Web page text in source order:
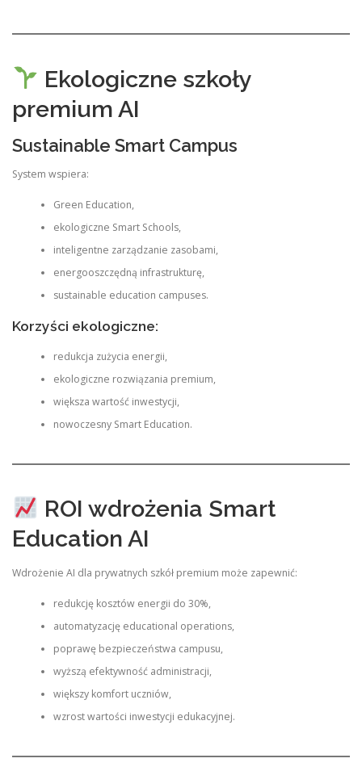
Ekologiczne szkoły
premium AI
Sustainable Smart Campus
System wspiera:
Green Education,
ekologiczne Smart Schools,
inteligentne zarządzanie zasobami,
energooszczędną infrastrukturę,
sustainable education campuses.
Korzyści ekologiczne:
redukcja zużycia energii,
ekologiczne rozwiązania premium,
większa wartość inwestycji,
nowoczesny Smart Education.
ROI wdrożenia Smart
Education AI
Wdrożenie AI dla prywatnych szkół premium może zapewnić:
redukcję kosztów energii do 30%,
automatyzację educational operations,
poprawę bezpieczeństwa campusu,
wyższą efektywność administracji,
większy komfort uczniów,
wzrost wartości inwestycji edukacyjnej.